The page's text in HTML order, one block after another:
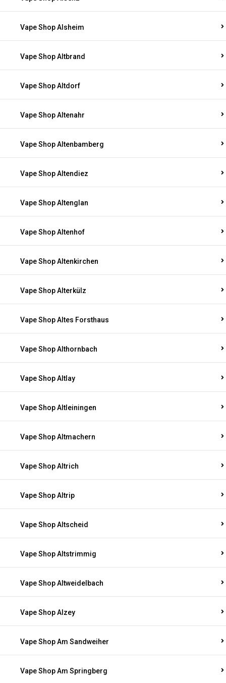
Vape Shop Alsheim
Vape Shop Altbrand
Vape Shop Altdorf
Vape Shop Altenahr
Vape Shop Altenbamberg
Vape Shop Altendiez
Vape Shop Altenglan
Vape Shop Altenhof
Vape Shop Altenkirchen
Vape Shop Alterkülz
Vape Shop Altes Forsthaus
Vape Shop Althornbach
Vape Shop Altlay
Vape Shop Altleiningen
Vape Shop Altmachern
Vape Shop Altrich
Vape Shop Altrip
Vape Shop Altscheid
Vape Shop Altstrimmig
Vape Shop Altweidelbach
Vape Shop Alzey
Vape Shop Am Sandweiher
Vape Shop Am Springberg